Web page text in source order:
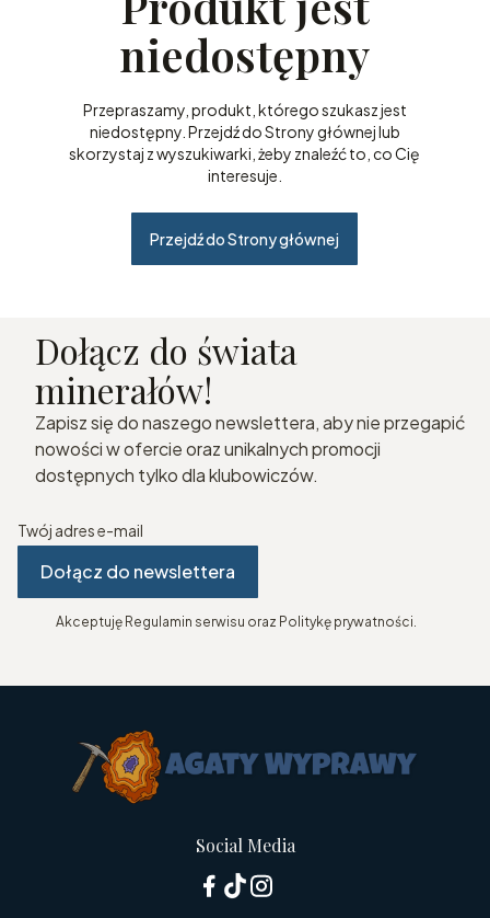
niedostępny
Przepraszamy, produkt, którego szukasz jest
niedostępny. Przejdź do Strony głównej lub
skorzystaj z wyszukiwarki, żeby znaleźć to, co Cię
interesuje.
Przejdź do Strony głównej
Dołącz do świata
minerałów!
Zapisz się do naszego newslettera, aby nie przegapić
nowości w ofercie oraz unikalnych promocji
dostępnych tylko dla klubowiczów.
Twój adres e-mail
Dołącz do newslettera
Akceptuję Regulamin serwisu oraz Politykę prywatności.
Social Media